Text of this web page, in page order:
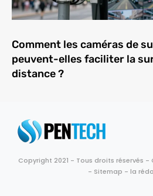
Comment les caméras de
peuvent-elles faciliter la
distance ?
Copyright 2021 - Tous droits réservés -
- Sitemap - la